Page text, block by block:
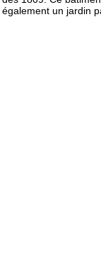
également un jardin